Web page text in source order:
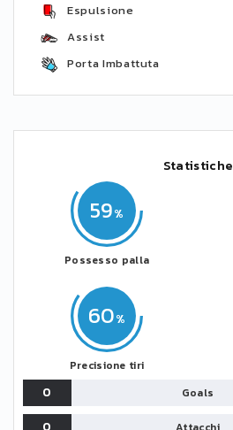
Espulsione
Assist
Porta Imbattuta
Statistiche
59
Possesso palla
60
Precisione tiri
0 Goals